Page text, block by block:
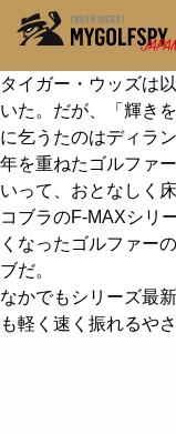
タイガー・ウッズは
いた。だが、「輝き
に乞うたのはディラ
年を重ねたゴルファ
いって、おとなしく
コブラのF-MAXシリ
くなったゴルファー
ブだ。
なかでもシリーズ最
も軽く速く振れるや
MOST WANTED
NEW RELEASES
HOW TO ゴルフ上
LAB テスト・データ
Golf News ゴルフ
※メーカー名やクラブ名
力してください。